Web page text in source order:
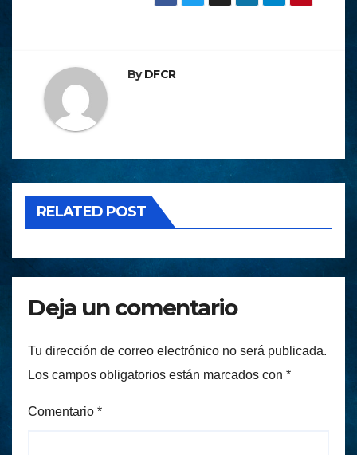
ByDFCR
RELATED POST
Deja un comentario
Tu dirección de correo electrónico no será publicada.
Los campos obligatorios están marcados con *
Comentario *